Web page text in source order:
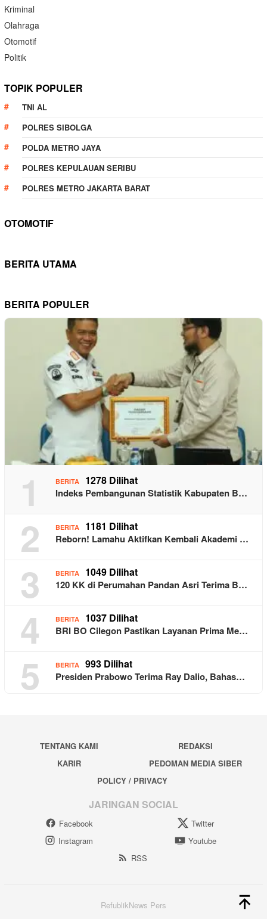
Kriminal
Olahraga
Otomotif
Politik
TOPIK POPULER
TNI AL
POLRES SIBOLGA
POLDA METRO JAYA
POLRES KEPULAUAN SERIBU
POLRES METRO JAKARTA BARAT
OTOMOTIF
BERITA UTAMA
BERITA POPULER
1 BERITA 1278 Dilihat
Indeks Pembangunan Statistik Kabupaten B…
2 BERITA 1181 Dilihat
Reborn! Lamahu Aktifkan Kembali Akademi …
3 BERITA 1049 Dilihat
120 KK di Perumahan Pandan Asri Terima B…
4 BERITA 1037 Dilihat
BRI BO Cilegon Pastikan Layanan Prima Me…
5 BERITA 993 Dilihat
Presiden Prabowo Terima Ray Dalio, Bahas…
TENTANG KAMI
REDAKSI
KARIR
PEDOMAN MEDIA SIBER
POLICY / PRIVACY
JARINGAN SOCIAL
Facebook
Twitter
Instagram
Youtube
RSS
RefublikNews Pers